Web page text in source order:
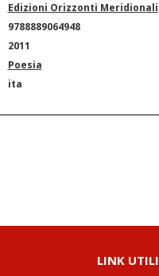
Edizioni Orizzonti Meridionali
9788889064948
2011
Poesia
ita
LINK UTILI